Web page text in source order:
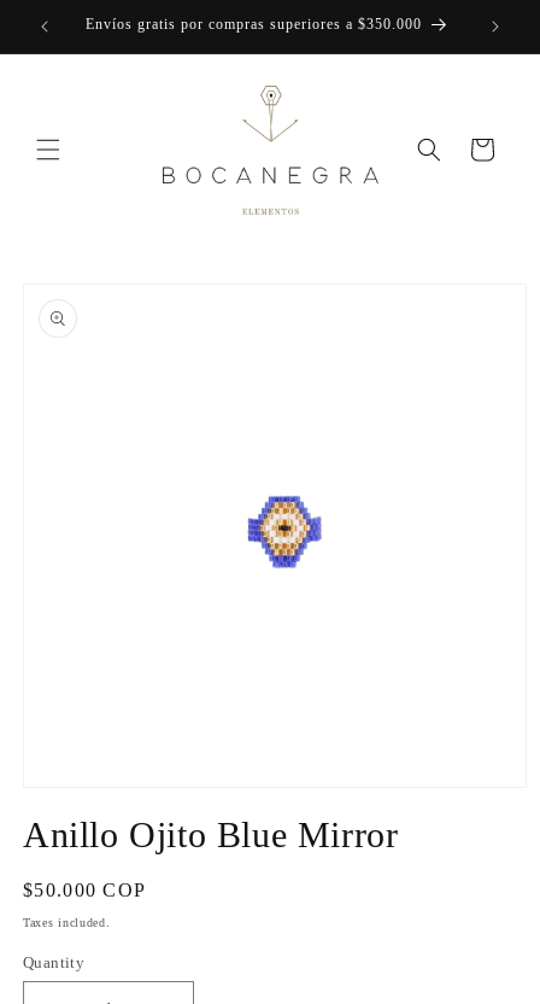
Skip to
content
Envíos gratis por compras superiores a $350.000
Cart
product
information
1
inAnillo Ojito Blue Mirror
Regular
price
$50.000 COP
Taxes included.
Quantity
Quantity